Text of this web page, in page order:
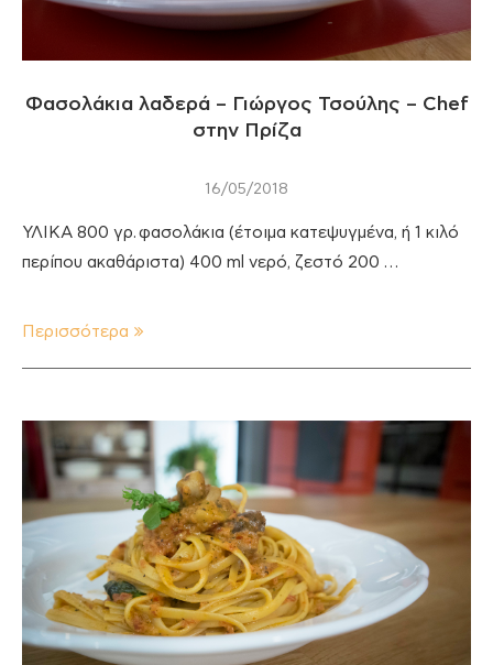
Φασολάκια λαδερά – Γιώργος Τσούλης – Chef
στην Πρίζα
16/05/2018
ΥΛΙΚΑ 800 γρ. φασολάκια (έτοιμα κατεψυγμένα, ή 1 κιλό
περίπου ακαθάριστα) 400 ml νερό, ζεστό 200 …
Περισσότερα